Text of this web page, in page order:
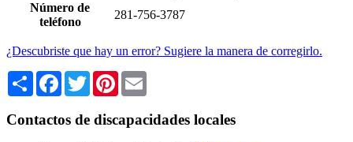
Número de
teléfono
281-756-3787
¿Descubriste que hay un error? Sugiere la manera de corregirlo.
Share Facebook
TwitterPinterest
Contactos de discapacidades locales